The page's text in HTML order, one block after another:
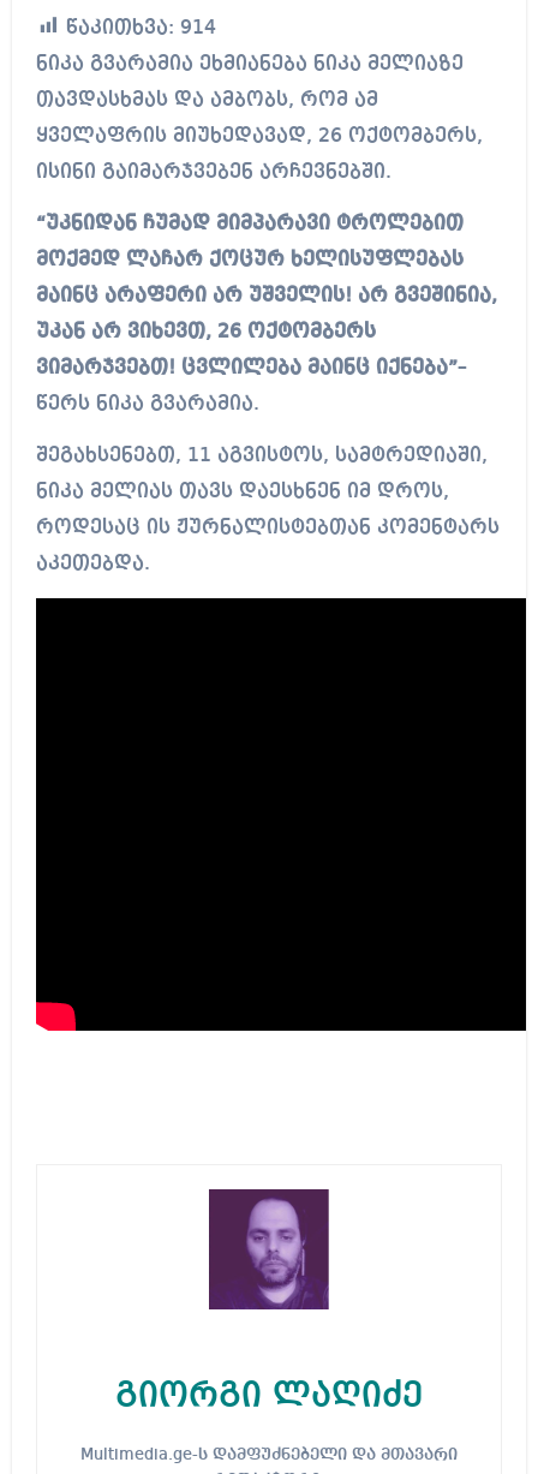
წაკითხვა: 914
ნიკა გვარამია ეხმიანება ნიკა მელიაზე
თავდასხმას და ამბობს, რომ ამ
ყველაფრის მიუხედავად, 26 ოქტომბერს,
ისინი გაიმარჯვებენ არჩევნებში.
“უკნიდან ჩუმად მიმპარავი ტროლებით
მოქმედ ლაჩარ ქოცურ ხელისუფლებას
მაინც არაფერი არ უშველის! არ გვეშინია,
უკან არ ვიხევთ, 26 ოქტომბერს
ვიმარჯვებთ! ცვლილება მაინც იქნება”–
წერს ნიკა გვარამია.
შეგახსენებთ, 11 აგვისტოს, სამტრედიაში,
ნიკა მელიას თავს დაესხნენ იმ დროს,
როდესაც ის ჟურნალისტებთან კომენტარს
აკეთებდა.
გიორგი ლაღიძე
Multimedia.ge-ს დამფუძნებელი და მთავარი